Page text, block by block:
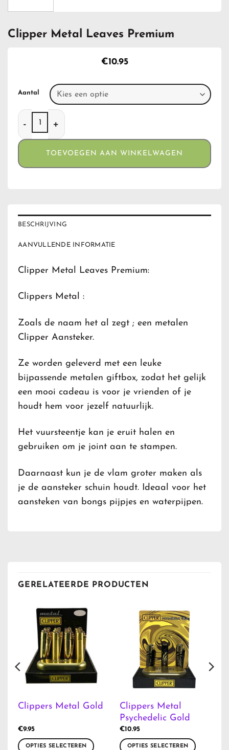
Clipper Metal Leaves Premium
€10.95
Aantal
Clipper Metal Leaves Premium aantal
TOEVOEGEN AAN WINKELWAGEN
BESCHRIJVING
AANVULLENDE INFORMATIE
Clipper Metal Leaves Premium:
Clippers Metal :
Zoals de naam het al zegt ; een metalen
Clipper Aansteker.
Ze worden geleverd met een leuke
bijpassende metalen giftbox, zodat het gelijk
een mooi cadeau is voor je vrienden of je
houdt hem voor jezelf natuurlijk.
Het vuursteentje kan je eruit halen en
gebruiken om je joint aan te stampen.
Daarnaast kun je de vlam groter maken als
je de aansteker schuin houdt. Ideaal voor het
aansteken van bongs pijpjes en waterpijpen.
GERELATEERDE PRODUCTEN
Clippers Metal Gold
€9.95
OPTIES SELECTEREN
Clippers Metal
Psychedelic Gold
€10.95
OPTIES SELECTEREN